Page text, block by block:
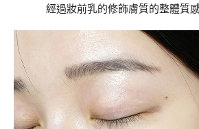
經過妝前乳的修飾膚質的整體質